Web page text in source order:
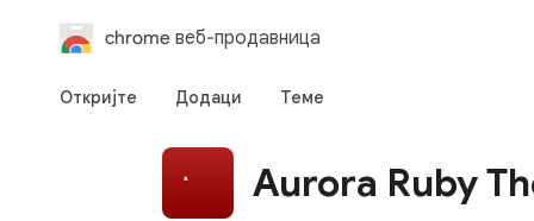
chrome веб-продавница
Откријте Додаци Теме
Aurora Ruby